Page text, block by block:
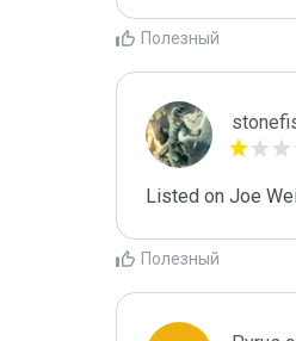
Полезный
Listed on Joe
Полезный